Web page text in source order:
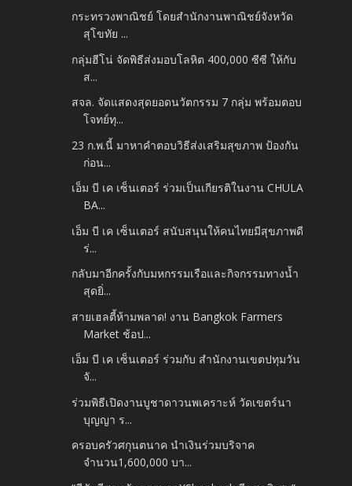
กระทรวงพาณิชย์ โดยสำนักงานพาณิชย์จังหวัด
สุโขทัย ...
กลุ่มฮีโน่ จัดพิธีส่งมอบโลหิต 400,000 ซีซี ให้กับ
ส...
สจล. จัดแสดงสุดยอดนวัตกรรม 7 กลุ่ม พร้อมตอบ
โจทย์ทุ...
23 ก.พ.นี้ มาหาคำตอบวิธีส่งเสริมสุขภาพ ป้องกัน
ก่อน...
เอ็ม บี เค เซ็นเตอร์ ร่วมเป็นเกียรติในงาน CHULA
BA...
เอ็ม บี เค เซ็นเตอร์ สนับสนุนให้คนไทยมีสุขภาพดี
ร่...
กลับมาอีกครั้งกับมหกรรมเรือและกิจกรรมทางน้ำ
สุดยิ่...
สายเฮลตี้ห้ามพลาด! งาน Bangkok Farmers
Market ช้อป...
เอ็ม บี เค เซ็นเตอร์ ร่วมกับ สำนักงานเขตปทุมวัน
จั...
ร่วมพิธีเปิดงานบูชาดาวนพเคราะห์ วัดเขตร์นา
บุญญา ร...
ครอบครัวศกุนตนาค นำเงินร่วมบริจาค
จำนวน1,600,000 บา...